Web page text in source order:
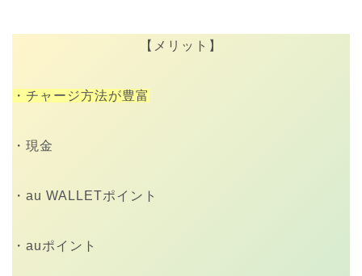
【メリット】
・チャージ方法が豊富
・現金
・au WALLETポイント
・auポイント